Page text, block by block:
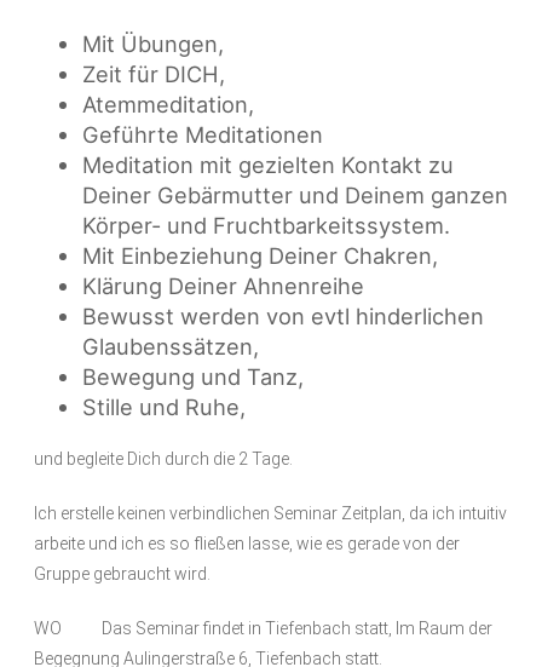
Mit Übungen,
Zeit für DICH,
Atemmeditation,
Geführte Meditationen
Meditation mit gezielten Kontakt zu
Deiner Gebärmutter und Deinem ganzen
Körper- und Fruchtbarkeitssystem.
Mit Einbeziehung Deiner Chakren,
Klärung Deiner Ahnenreihe
Bewusst werden von evtl hinderlichen
Glaubenssätzen,
Bewegung und Tanz,
Stille und Ruhe,
und begleite Dich durch die 2 Tage.
Ich erstelle keinen verbindlichen Seminar Zeitplan, da ich intuitiv
arbeite und ich es so fließen lasse, wie es gerade von der
Gruppe gebraucht wird.
WO Das Seminar findet in Tiefenbach statt, Im Raum der
Begegnung Aulingerstraße 6, Tiefenbach statt.